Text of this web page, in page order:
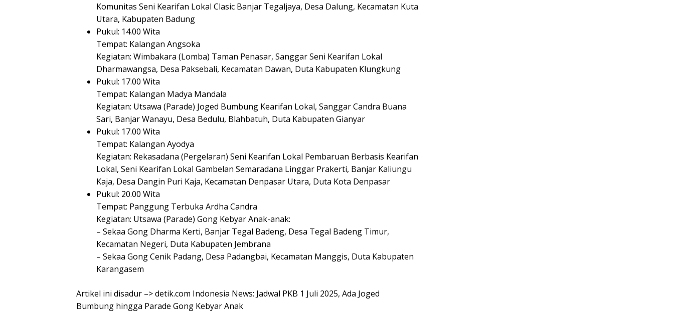
Komunitas Seni Kearifan Lokal Clasic Banjar Tegaljaya, Desa Dalung, Kecamatan Kuta
Utara, Kabupaten Badung
Pukul: 14.00 Wita
Tempat: Kalangan Angsoka
Kegiatan: Wimbakara (Lomba) Taman Penasar, Sanggar Seni Kearifan Lokal
Dharmawangsa, Desa Paksebali, Kecamatan Dawan, Duta Kabupaten Klungkung
Pukul: 17.00 Wita
Tempat: Kalangan Madya Mandala
Kegiatan: Utsawa (Parade) Joged Bumbung Kearifan Lokal, Sanggar Candra Buana
Sari, Banjar Wanayu, Desa Bedulu, Blahbatuh, Duta Kabupaten Gianyar
Pukul: 17.00 Wita
Tempat: Kalangan Ayodya
Kegiatan: Rekasadana (Pergelaran) Seni Kearifan Lokal Pembaruan Berbasis Kearifan
Lokal, Seni Kearifan Lokal Gambelan Semaradana Linggar Prakerti, Banjar Kaliungu
Kaja, Desa Dangin Puri Kaja, Kecamatan Denpasar Utara, Duta Kota Denpasar
Pukul: 20.00 Wita
Tempat: Panggung Terbuka Ardha Candra
Kegiatan: Utsawa (Parade) Gong Kebyar Anak-anak:
– Sekaa Gong Dharma Kerti, Banjar Tegal Badeng, Desa Tegal Badeng Timur,
Kecamatan Negeri, Duta Kabupaten Jembrana
– Sekaa Gong Cenik Padang, Desa Padangbai, Kecamatan Manggis, Duta Kabupaten
Karangasem
Artikel ini disadur –> detik.com Indonesia News: Jadwal PKB 1 Juli 2025, Ada Joged
Bumbung hingga Parade Gong Kebyar Anak